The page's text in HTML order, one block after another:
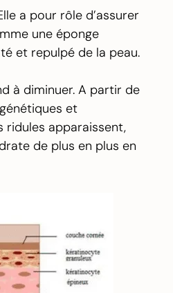
a pour rôle d’assurer
une éponge
et repulpé de la peau.
à diminuer. A partir de
et
ridules apparaissent,
de plus en plus en